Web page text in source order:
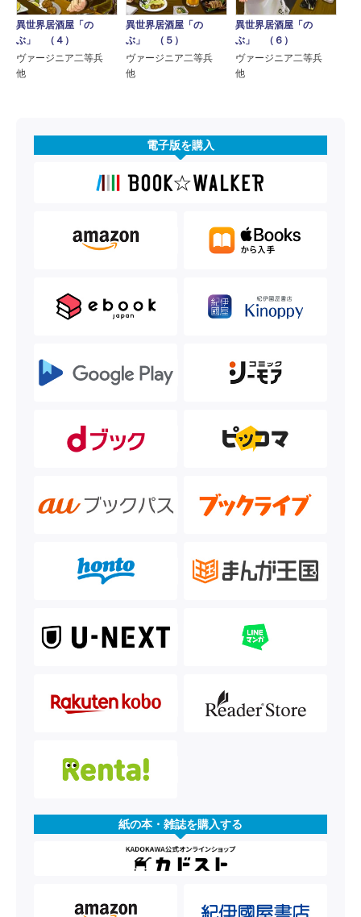
異世界居酒屋「の
ぶ」 （４）
ヴァージニア二等兵
他
異世界居酒屋「の
ぶ」 （５）
ヴァージニア二等兵
他
異世界居酒屋「の
ぶ」 （６）
ヴァージニア二等兵
他
電子版を購入
紙の本・雑誌を購入する